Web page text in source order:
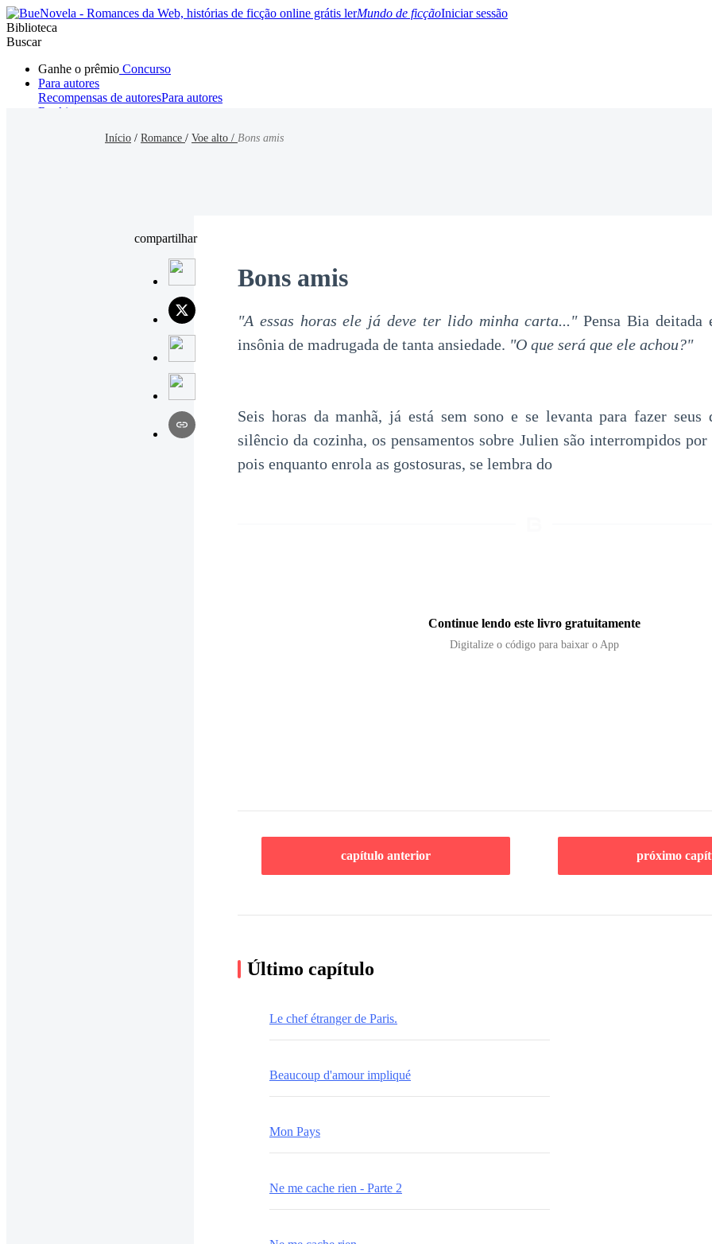
Mundo de ficçãoIniciar sessão
Biblioteca
Buscar
Ganhe o prêmio Concurso
Para autores
Recompensas de autoresPara autores
Ranking
Início / Romance / Voe alto / Bons amis
compartilhar
Bons amis
"A essas horas ele já deve ter lido minha carta..."Pensa Bia deitada
insônia de madrugada de tanta ansiedade. "O que será que ele achou?"
Seis horas da manhã, já está sem sono e se levanta para fazer seus
silêncio da cozinha, os pensamentos sobre Julien são interrompidos
pois enquanto enrola as gostosuras, se lembra do
Continue lendo este livro gratuitamente
Digitalize o código para baixar o App
capítulo anterior próximo
Último capítulo
Le chef étranger de Paris.
Beaucoup d'amour impliqué
Mon Pays
Ne me cache rien - Parte 2